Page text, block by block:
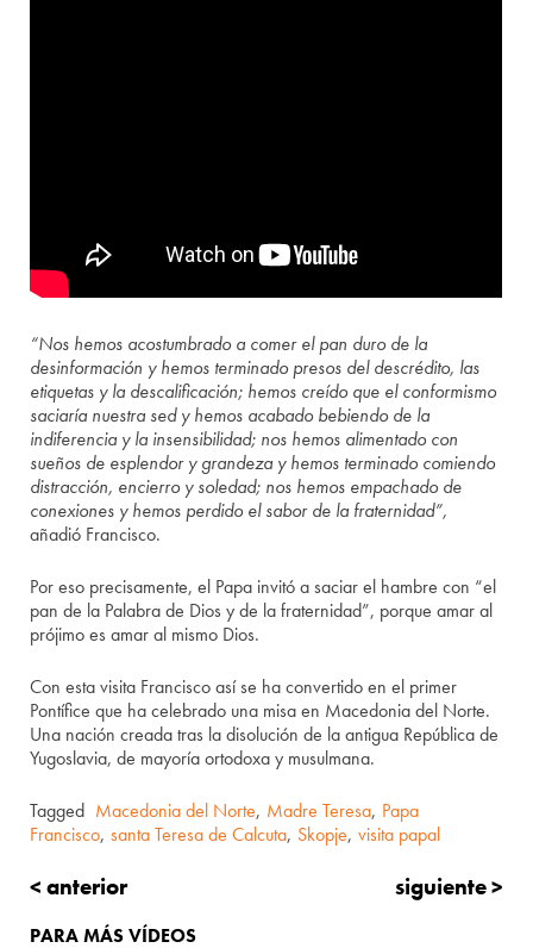
“Nos hemos acostumbrado a comer el pan duro de la
desinformación y hemos terminado presos del descrédito, las
etiquetas y la descalificación; hemos creído que el conformismo
saciaría nuestra sed y hemos acabado bebiendo de la
indiferencia y la insensibilidad; nos hemos alimentado con
sueños de esplendor y grandeza y hemos terminado comiendo
distracción, encierro y soledad; nos hemos empachado de
conexiones y hemos perdido el sabor de la fraternidad”,
añadió Francisco.
Por eso precisamente, el Papa invitó a saciar el hambre con “el
pan de la Palabra de Dios y de la fraternidad”, porque amar al
prójimo es amar al mismo Dios.
Con esta visita Francisco así se ha convertido en el primer
Pontífice que ha celebrado una misa en Macedonia del Norte.
Una nación creada tras la disolución de la antigua República de
Yugoslavia, de mayoría ortodoxa y musulmana.
Tagged Macedonia del Norte, Madre Teresa, Papa
Francisco, santa Teresa de Calcuta, Skopje, visita papal
< anterior siguiente >
PARA MÁS VÍDEOS